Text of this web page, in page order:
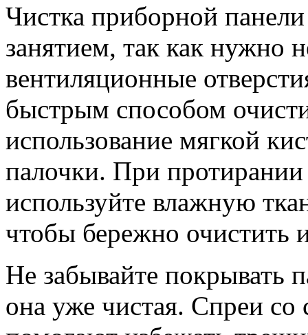
Чистка приборной
занятием, так как нужно
вентиляционные
быстрым способом
использование мягкой
палочки. При протирании
используйте влажную
чтобы бережно очистить
Не забывайте покрывать
она уже чистая. Спреи